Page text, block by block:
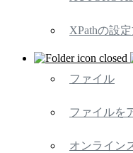
XPathの設
ファイル
ファイルを
オンライン